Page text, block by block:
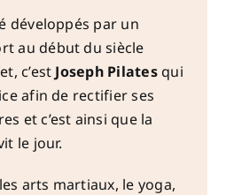
développés par un
au début du siècle
c’est Joseph Pilatesqui
afin de rectifier ses
et c’est ainsi que la
le jour.
arts martiaux, le yoga,